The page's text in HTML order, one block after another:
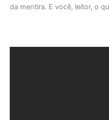
da mentira. E você, leitor, o